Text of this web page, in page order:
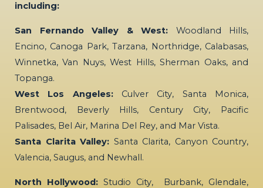
including:
San Fernando Valley & West: Woodland Hills,
Encino, Canoga Park, Tarzana, Northridge, Calabasas,
Winnetka, Van Nuys, West Hills, Sherman Oaks, and
Topanga.
West Los Angeles:Culver City, Santa Monica,
Brentwood, Beverly Hills, Century City, Pacific
Palisades, Bel Air, Marina Del Rey, and Mar Vista.
Santa Clarita Valley: Santa Clarita, Canyon Country,
Valencia, Saugus, and Newhall.
North Hollywood: Studio City, Burbank, Glendale,